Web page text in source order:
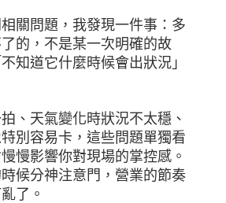
關問題，我發現一件事：多
的，不是某一次明確的故
知道它什麼時候會出狀況」
、天氣變化時狀況不太穩、
別容易卡，這些問題單獨看
慢影響你對現場的掌控感。
候分神注意門，營業的節奏
了。